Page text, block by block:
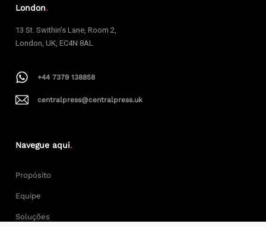
London.
13 St. Swithin’s Lane, Room 2,
London, UK, EC4N 8AL
+44 7379 138858
centralpress@centralpress.uk
Navegue aqui.
Propósito
Equipe
Soluções